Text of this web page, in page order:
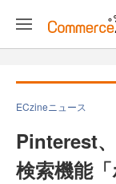
ECzineニュース
Pinterest
検索機能